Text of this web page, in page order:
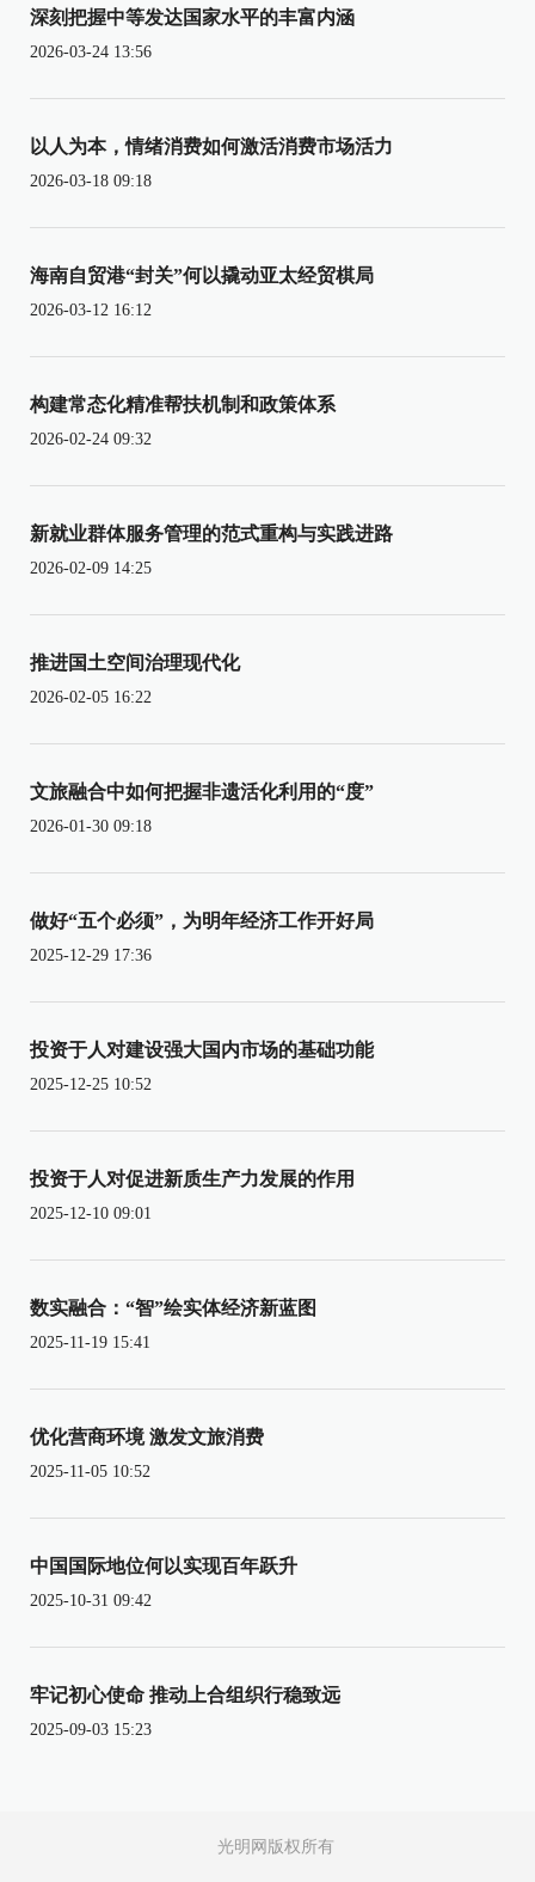
深刻把握中等发达国家水平的丰富内涵
2026-03-24 13:56
以人为本，情绪消费如何激活消费市场活力
2026-03-18 09:18
海南自贸港“封关”何以撬动亚太经贸棋局
2026-03-12 16:12
构建常态化精准帮扶机制和政策体系
2026-02-24 09:32
新就业群体服务管理的范式重构与实践进路
2026-02-09 14:25
推进国土空间治理现代化
2026-02-05 16:22
文旅融合中如何把握非遗活化利用的“度”
2026-01-30 09:18
做好“五个必须”，为明年经济工作开好局
2025-12-29 17:36
投资于人对建设强大国内市场的基础功能
2025-12-25 10:52
投资于人对促进新质生产力发展的作用
2025-12-10 09:01
数实融合：“智”绘实体经济新蓝图
2025-11-19 15:41
优化营商环境 激发文旅消费
2025-11-05 10:52
中国国际地位何以实现百年跃升
2025-10-31 09:42
牢记初心使命 推动上合组织行稳致远
2025-09-03 15:23
光明网版权所有